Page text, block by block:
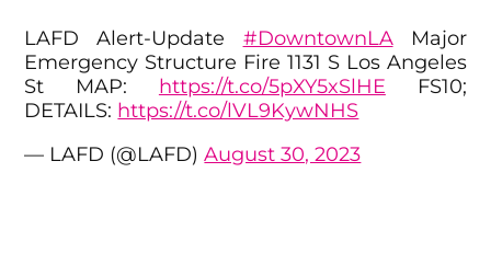
LAFD Alert-Update #DowntownLAMajor
Emergency Structure Fire 1131 S Los Angeles
St MAP: https://t.co/5pXY5xSlHE FS10;
DETAILS: https://t.co/lVL9KywNHS
— LAFD (@LAFD)August 30, 2023